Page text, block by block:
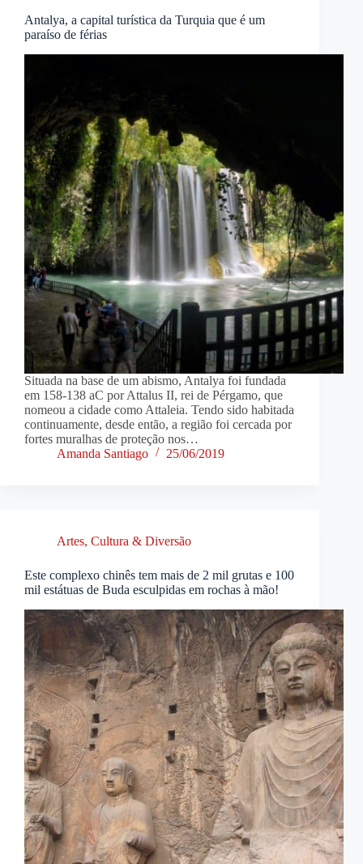
Antalya, a capital turística da Turquia que é um
paraíso de férias
Situada na base de um abismo, Antalya foi fundada
em 158-138 aC por Attalus II, rei de Pérgamo, que
nomeou a cidade como Attaleia. Tendo sido habitada
continuamente, desde então, a região foi cercada por
fortes muralhas de proteção nos…
Amanda Santiago
25/06/2019
Artes, Cultura & Diversão
Este complexo chinês tem mais de 2 mil grutas e 100
mil estátuas de Buda esculpidas em rochas à mão!